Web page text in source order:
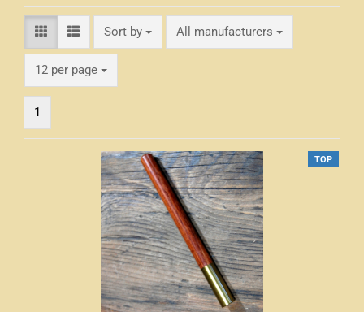
Sort by
Sort by All manufacturers
12 per page
per page
1
TOP